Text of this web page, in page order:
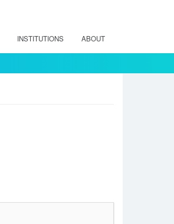
INSTITUTIONS ABOUT